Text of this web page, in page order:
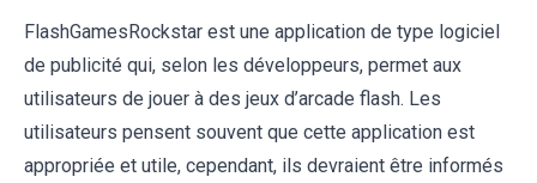
FlashGamesRockstar est une application de type logiciel
de publicité qui, selon les développeurs, permet aux
utilisateurs de jouer à des jeux d’arcade flash. Les
utilisateurs pensent souvent que cette application est
appropriée et utile, cependant, ils devraient être informés